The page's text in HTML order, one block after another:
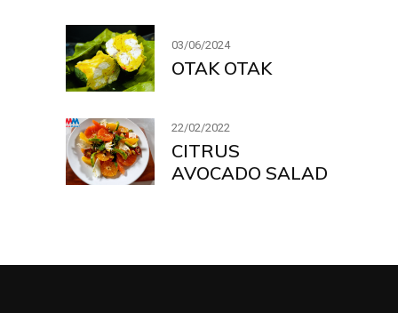
03/06/2024
OTAK OTAK
22/02/2022
CITRUS
AVOCADO SALAD